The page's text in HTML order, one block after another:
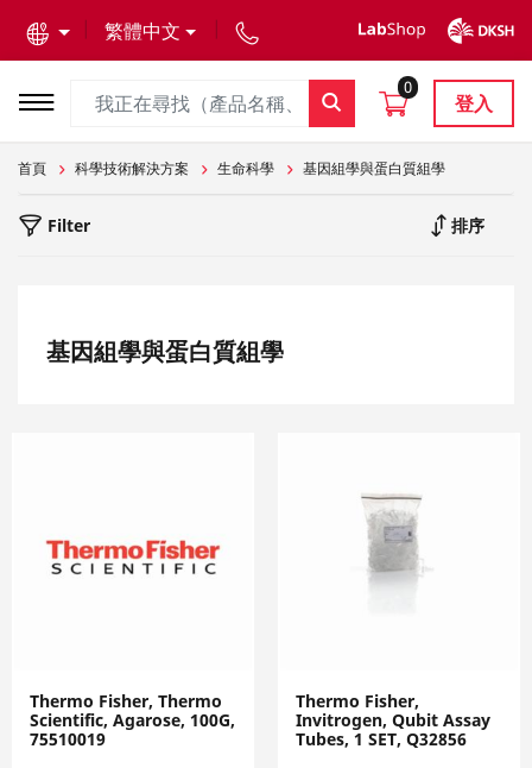
繁體中文
0
登入
首頁 科學技術解決方案 生命科學 基因組學與蛋白質組學
Filter 排序
基因組學與蛋白質組學
Thermo Fisher, Thermo
Scientific, Agarose, 100G,
75510019
Thermo Fisher,
Invitrogen, Qubit Assay
Tubes, 1 SET, Q32856